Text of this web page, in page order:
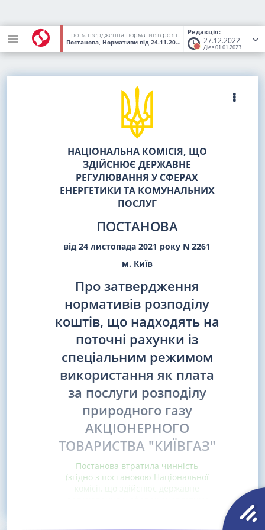
Редакція:
27.12.2022
Діє з 01.01.2023
Про затвердження нормативів розподілу коштів, що надходять на поточні рахунки із спеціальним режимом використання як плата за послуги розподілу природного газу АКЦІОНЕРНОГО ТОВАРИСТВА "КИЇВГАЗ"
Постанова, Нормативи від 24.11.2021 № 2261 (Статус:Втратив
НАЦІОНАЛЬНА КОМІСІЯ, ЩО
ЗДІЙСНЮЄ ДЕРЖАВНЕ
РЕГУЛЮВАННЯ У СФЕРАХ
ЕНЕРГЕТИКИ ТА КОМУНАЛЬНИХ
ПОСЛУГ
ПОСТАНОВА
від 24 листопада 2021 року N 2261
м. Київ
Про затвердження
нормативів розподілу
коштів, що надходять на
поточні рахунки із
спеціальним режимом
використання як плата
за послуги розподілу
природного газу
АКЦІОНЕРНОГО
ТОВАРИСТВА "КИЇВГАЗ"
Постанова втратила чинність
(згідно з постановою Національної
комісії, що здійснює державне